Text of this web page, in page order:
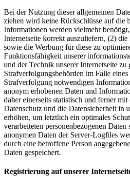
Bei der Nutzung dieser allgemeinen
ziehen wird keine Rückschlüsse auf die
Informationen werden vielmehr
Internetseite korrekt auszuliefern, (2) die
sowie die Werbung für diese zu
Funktionsfähigkeit unserer
und der Technik unserer Internetseite
Strafverfolgungsbehörden im Falle
Strafverfolgung notwendigen
anonym erhobenen Daten und
daher einerseits statistisch und ferner
Datenschutz und die Datensicherheit in
erhöhen, um letztlich ein optimales
verarbeiteten personenbezogenen
anonymen Daten der Server-Logfiles
durch eine betroffene Person
Daten gespeichert.
Registrierung auf unserer